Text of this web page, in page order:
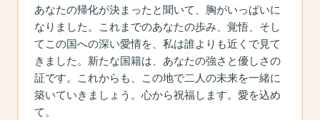
あなたの帰化が決まったと聞いて、胸がいっぱいに
なりました。これまでのあなたの歩み、覚悟、そし
てこの国への深い愛情を、私は誰よりも近くで見て
きました。新たな国籍は、あなたの強さと優しさの
証です。これからも、この地で二人の未来を一緒に
築いていきましょう。心から祝福します。愛を込め
て。